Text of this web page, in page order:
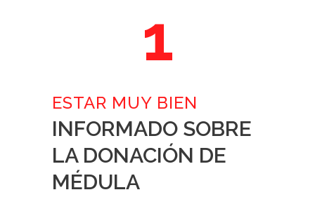
1
ESTAR MUY BIEN
INFORMADO SOBRE
LA DONACIÓN DE
MÉDULA